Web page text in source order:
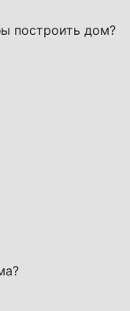
построить дом?